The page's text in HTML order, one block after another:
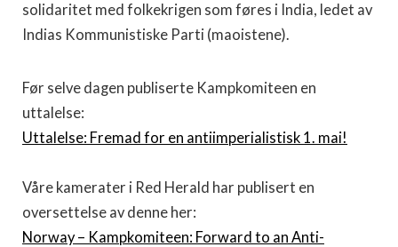
solidaritet med folkekrigen som føres i India, ledet av
Indias Kommunistiske Parti (maoistene).
Før selve dagen publiserte Kampkomiteen en
uttalelse:
Uttalelse: Fremad for en antiimperialistisk 1. mai!
Våre kamerater i Red Herald har publisert en
oversettelse av denne her:
Norway – Kampkomiteen: Forward to an Anti-